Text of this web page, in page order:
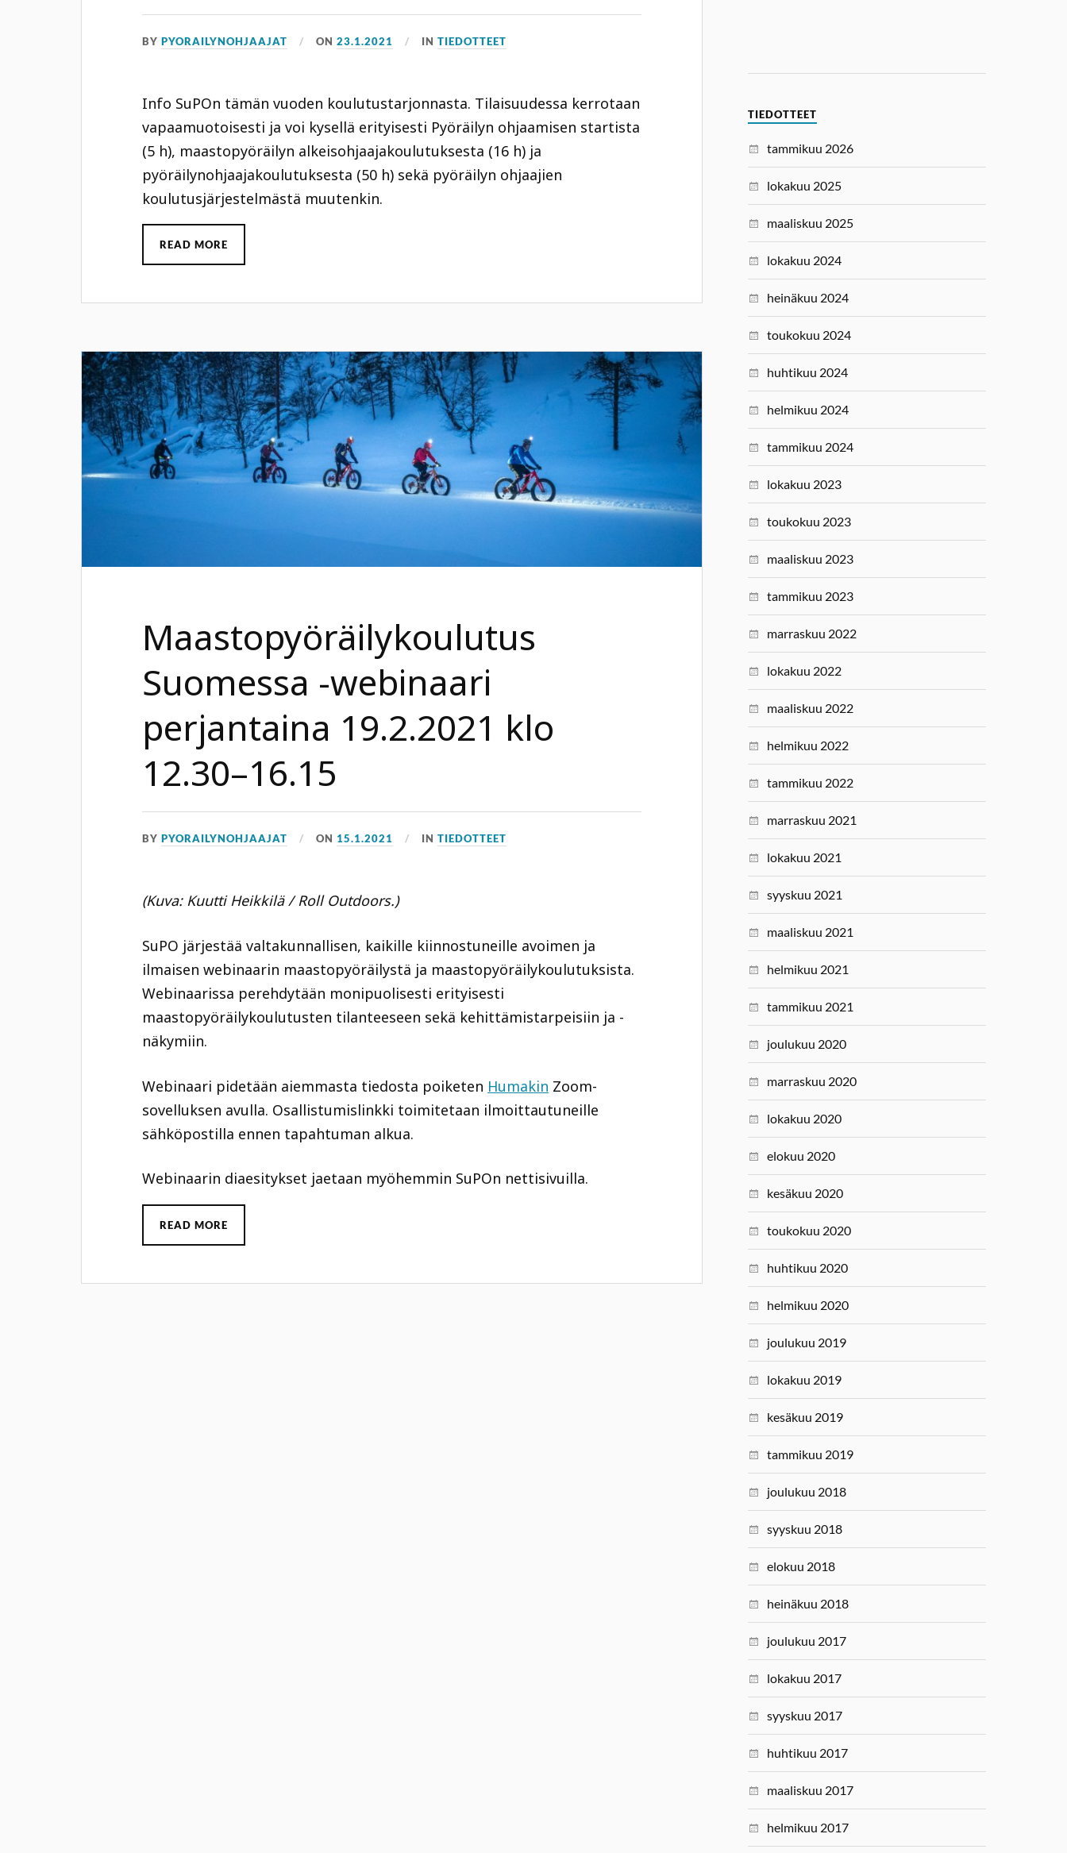
BYPYORAILYNOHJAAJAT ON23.1.2021 INTIEDOTTEET
Info SuPOn tämän vuoden koulutustarjonnasta. Tilaisuudessa kerrotaan
vapaamuotoisesti ja voi kysellä erityisesti Pyöräilyn ohjaamisen startista
(5 h), maastopyöräilyn alkeisohjaajakoulutuksesta (16 h) ja
pyöräilynohjaajakoulutuksesta (50 h) sekä pyöräilyn ohjaajien
koulutusjärjestelmästä muutenkin.
READ MORE
Maastopyöräilykoulutus
Suomessa -webinaari
perjantaina 19.2.2021 klo
12.30–16.15
BYPYORAILYNOHJAAJAT ON 15.1.2021 INTIEDOTTEET
(Kuva: Kuutti Heikkilä / Roll Outdoors.)
SuPO järjestää valtakunnallisen, kaikille kiinnostuneille avoimen ja
ilmaisen webinaarin maastopyöräilystä ja maastopyöräilykoulutuksista.
Webinaarissa perehdytään monipuolisesti erityisesti
maastopyöräilykoulutusten tilanteeseen sekä kehittämistarpeisiin ja -
näkymiin.
Webinaari pidetään aiemmasta tiedosta poiketen Humakin Zoom-
sovelluksen avulla. Osallistumislinkki toimitetaan ilmoittautuneille
sähköpostilla ennen tapahtuman alkua.
Webinaarin diaesitykset jaetaan myöhemmin SuPOn nettisivuilla.
READ MORE
TIEDOTTEET
tammikuu 2026
lokakuu 2025
maaliskuu 2025
lokakuu 2024
heinäkuu 2024
toukokuu 2024
huhtikuu 2024
helmikuu 2024
tammikuu 2024
lokakuu 2023
toukokuu 2023
maaliskuu 2023
tammikuu 2023
marraskuu 2022
lokakuu 2022
maaliskuu 2022
helmikuu 2022
tammikuu 2022
marraskuu 2021
lokakuu 2021
syyskuu 2021
maaliskuu 2021
helmikuu 2021
tammikuu 2021
joulukuu 2020
marraskuu 2020
lokakuu 2020
elokuu 2020
kesäkuu 2020
toukokuu 2020
huhtikuu 2020
helmikuu 2020
joulukuu 2019
lokakuu 2019
kesäkuu 2019
tammikuu 2019
joulukuu 2018
syyskuu 2018
elokuu 2018
heinäkuu 2018
joulukuu 2017
lokakuu 2017
syyskuu 2017
huhtikuu 2017
maaliskuu 2017
helmikuu 2017